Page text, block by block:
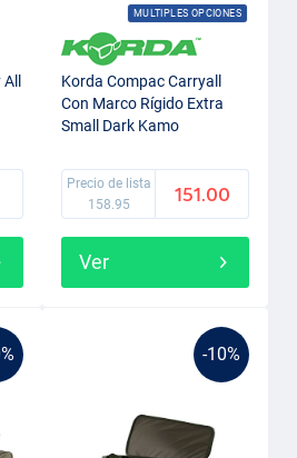
MULTIPLES OPCIONES
Korda Compac Carryall
Con Marco Rígido Extra
Small Dark Kamo
Precio de lista
158.95
151.00
Ver
-10%